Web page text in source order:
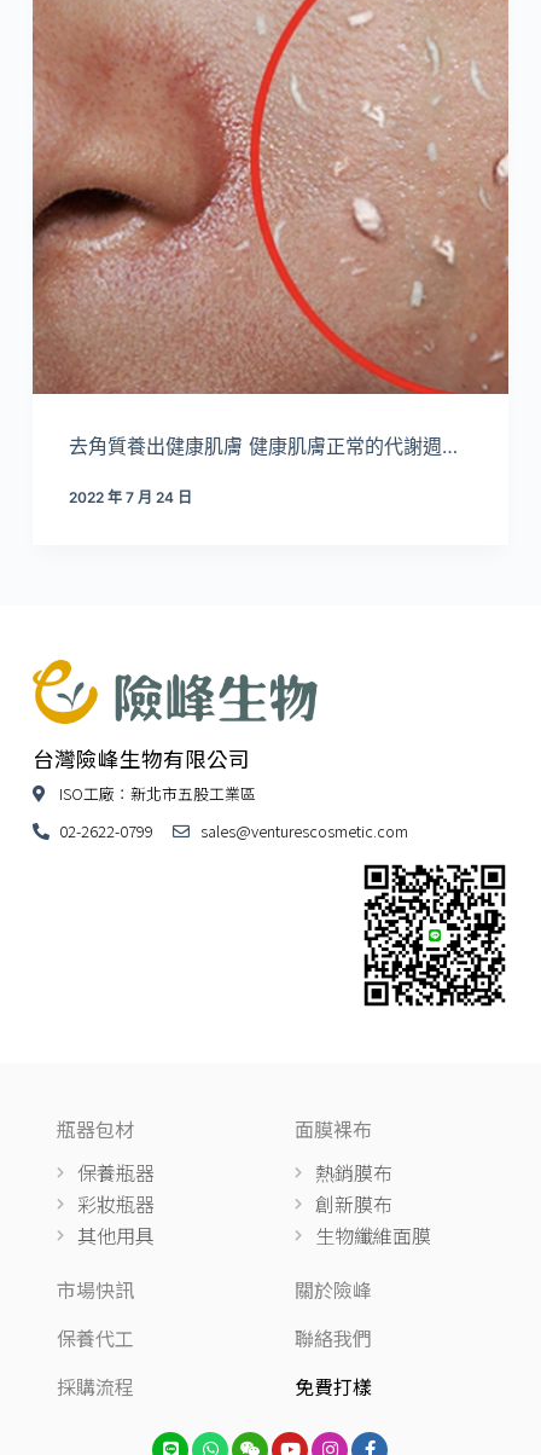
去角質養出健康肌膚 健康肌膚正常的代謝週…
2022 年 7 月 24 日
台灣險峰生物有限公司
ISO工廠：新北市五股工業區
02-2622-0799
sales@venturescosmetic.com
瓶器包材
保養瓶器
彩妝瓶器
其他用具
面膜裸布
熱銷膜布
創新膜布
生物纖維面膜
市場快訊
保養代工
採購流程
關於險峰
聯絡我們
免費打樣